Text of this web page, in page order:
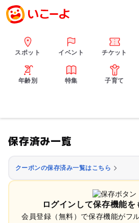
スポット イベント チケット
年齢別 特集 子育て
保存済み一覧
クーポンの保存済み一覧はこちら
ログインして保存機能を
会員登録（無料）で保存機能がフ